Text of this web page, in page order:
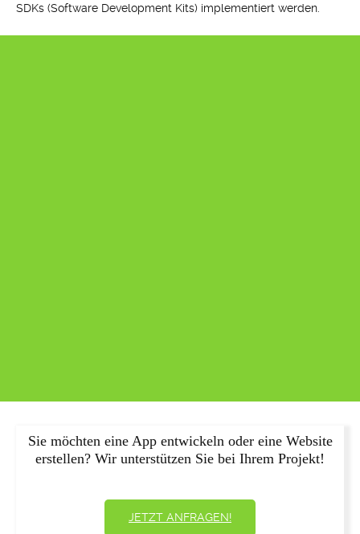
SDKs (Software Development Kits) implementiert werden.
Sie möchten eine App entwickeln oder eine Website
erstellen? Wir unterstützen Sie bei Ihrem Projekt!
JETZT ANFRAGEN!